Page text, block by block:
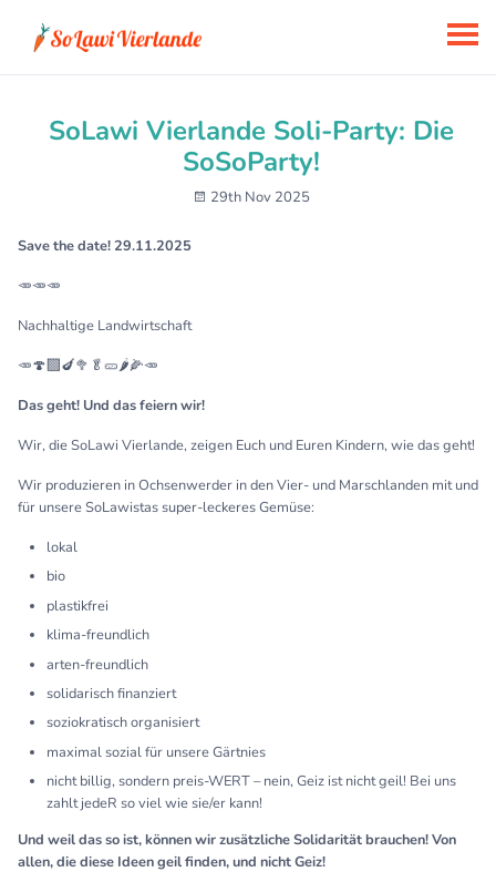
SoLawi Vierlande Soli-Party: Die
SoSoParty!
29th Nov 2025
Save the date! 29.11.2025
🥕🥕🥕
Nachhaltige Landwirtschaft
🥕🍄‍🟫🍆🥦🥬🥒🌶️🌽🥕
Das geht! Und das feiern wir!
Wir, die SoLawi Vierlande, zeigen Euch und Euren Kindern, wie das geht!
Wir produzieren in Ochsenwerder in den Vier- und Marschlanden mit und
für unsere SoLawistas super-leckeres Gemüse:
lokal
bio
plastikfrei
klima-freundlich
arten-freundlich
solidarisch finanziert
soziokratisch organisiert
maximal sozial für unsere Gärtnies
nicht billig, sondern preis-WERT – nein, Geiz ist nicht geil! Bei uns
zahlt jedeR so viel wie sie/er kann!
Und weil das so ist, können wir zusätzliche Solidarität brauchen! Von
allen, die diese Ideen geil finden, und nicht Geiz!